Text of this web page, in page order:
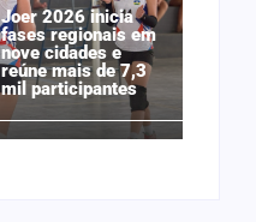
Joer 2026 inicia
fases regionais em
nove cidades e
reúne mais de 7,3
mil participantes